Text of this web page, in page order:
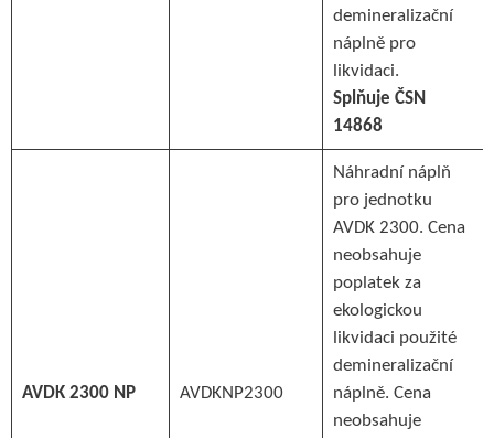
demineralizační
náplně pro
likvidaci.
Splňuje ČSN
14868
AVDK 2300 NP AVDKNP2300
Náhradní náplň
pro jednotku
AVDK 2300. Cena
neobsahuje
poplatek za
ekologickou
likvidaci použité
demineralizační
náplně. Cena
neobsahuje